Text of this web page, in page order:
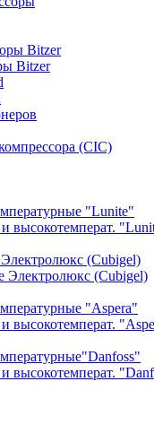
Bitzer
Bitzer
(CIC)
"Lunite"
высокотемперат.
(Cubigel)
Электролюкс (Cubigel)
"Aspera"
высокотемперат.
высокотемперат.